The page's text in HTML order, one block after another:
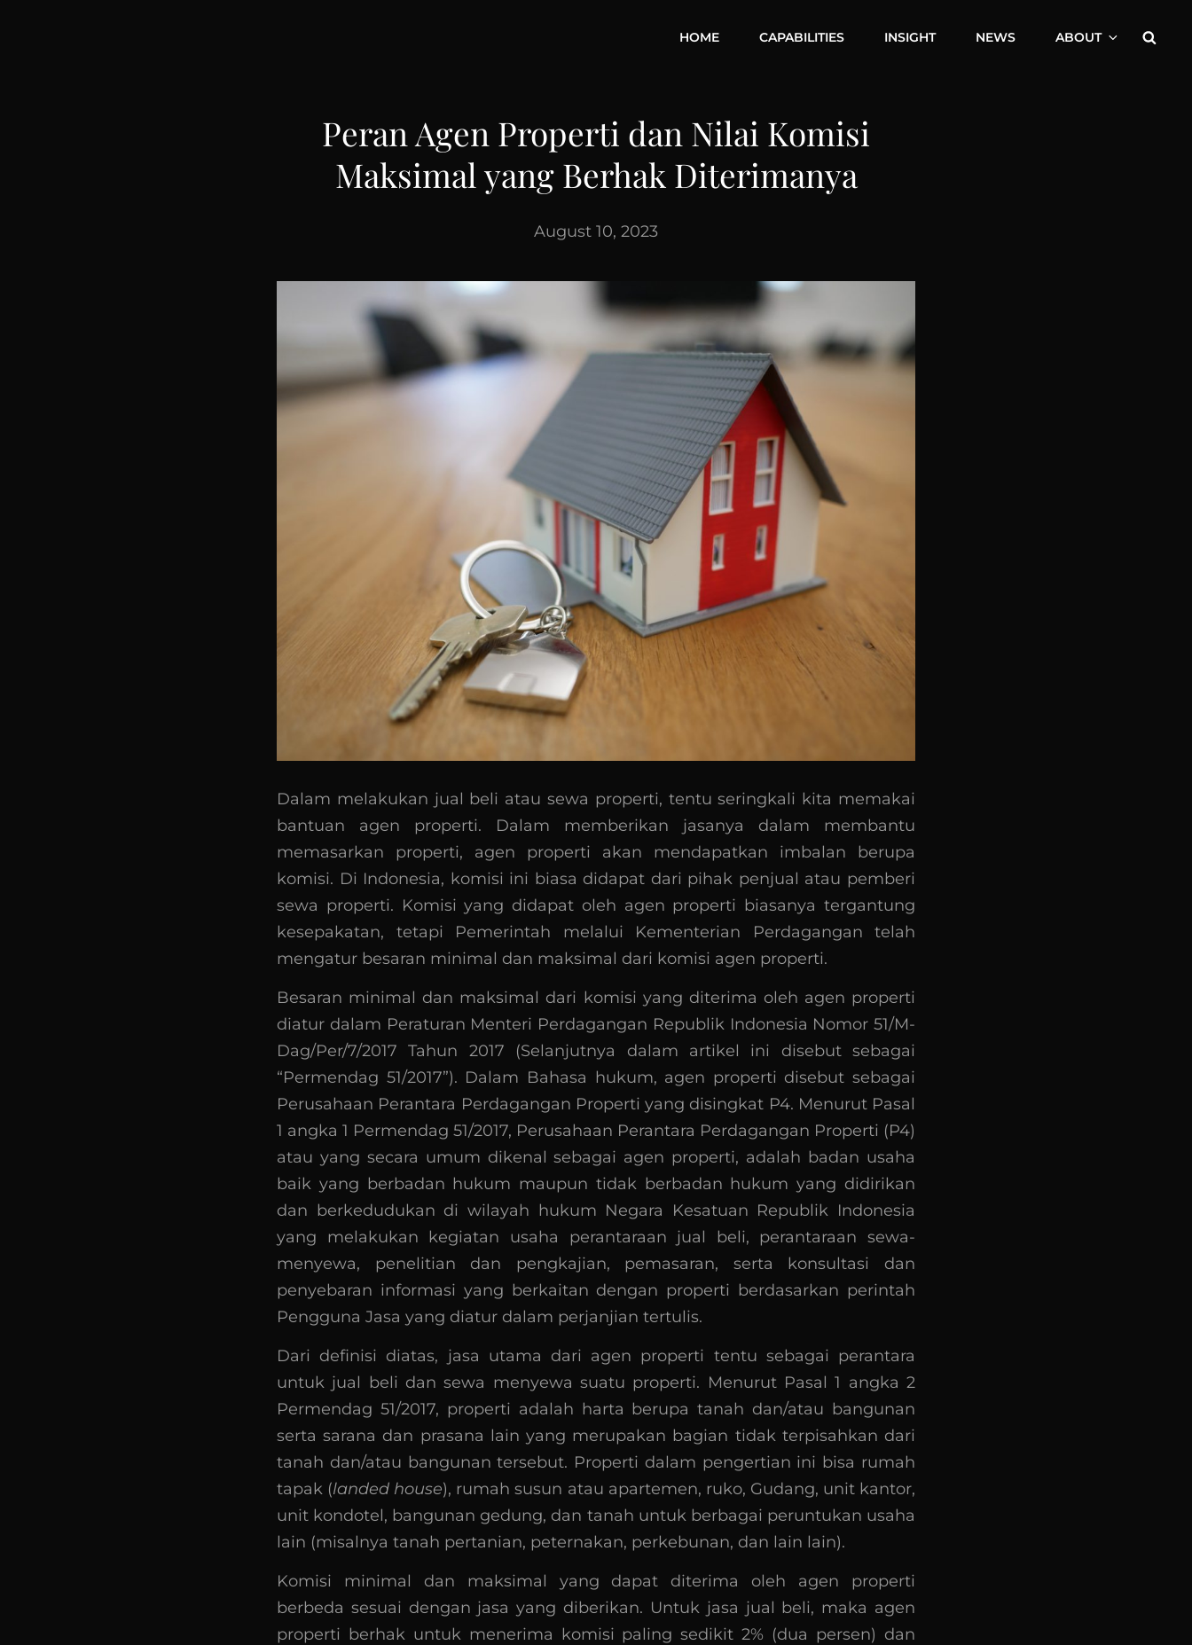
HOME CAPABILITIES INSIGHT NEWS ABOUT
Peran Agen Properti dan Nilai Komisi
Maksimal yang Berhak Diterimanya
August 10, 2023
Dalam melakukan jual beli atau sewa properti, tentu seringkali kita memakai
bantuan agen properti. Dalam memberikan jasanya dalam membantu
memasarkan properti, agen properti akan mendapatkan imbalan berupa
komisi. Di Indonesia, komisi ini biasa didapat dari pihak penjual atau pemberi
sewa properti. Komisi yang didapat oleh agen properti biasanya tergantung
kesepakatan, tetapi Pemerintah melalui Kementerian Perdagangan telah
mengatur besaran minimal dan maksimal dari komisi agen properti.
Besaran minimal dan maksimal dari komisi yang diterima oleh agen properti
diatur dalam Peraturan Menteri Perdagangan Republik Indonesia Nomor 51/M-
Dag/Per/7/2017 Tahun 2017 (Selanjutnya dalam artikel ini disebut sebagai
“Permendag 51/2017”). Dalam Bahasa hukum, agen properti disebut sebagai
Perusahaan Perantara Perdagangan Properti yang disingkat P4. Menurut Pasal
1 angka 1 Permendag 51/2017, Perusahaan Perantara Perdagangan Properti (P4)
atau yang secara umum dikenal sebagai agen properti, adalah badan usaha
baik yang berbadan hukum maupun tidak berbadan hukum yang didirikan
dan berkedudukan di wilayah hukum Negara Kesatuan Republik Indonesia
yang melakukan kegiatan usaha perantaraan jual beli, perantaraan sewa-
menyewa, penelitian dan pengkajian, pemasaran, serta konsultasi dan
penyebaran informasi yang berkaitan dengan properti berdasarkan perintah
Pengguna Jasa yang diatur dalam perjanjian tertulis.
Dari definisi diatas, jasa utama dari agen properti tentu sebagai perantara
untuk jual beli dan sewa menyewa suatu properti. Menurut Pasal 1 angka 2
Permendag 51/2017, properti adalah harta berupa tanah dan/atau bangunan
serta sarana dan prasana lain yang merupakan bagian tidak terpisahkan dari
tanah dan/atau bangunan tersebut. Properti dalam pengertian ini bisa rumah
tapak (landed house), rumah susun atau apartemen, ruko, Gudang, unit kantor,
unit kondotel, bangunan gedung, dan tanah untuk berbagai peruntukan usaha
lain (misalnya tanah pertanian, peternakan, perkebunan, dan lain lain).
Komisi minimal dan maksimal yang dapat diterima oleh agen properti
berbeda sesuai dengan jasa yang diberikan. Untuk jasa jual beli, maka agen
properti berhak untuk menerima komisi paling sedikit 2% (dua persen) dan